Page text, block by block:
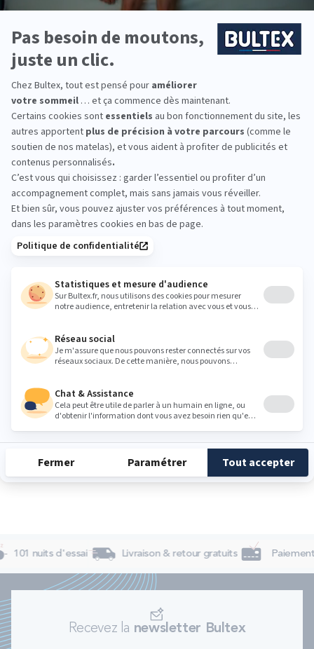
famille avec des solutions adaptées à chaque
*Marque la plus détenue : 18 599 personnes
interrogées de février 2019 à mars 2025. Institut
Iligo.
ELECTRO LITERIE LE
BUGUE : essayez avant
d’acheter
Venez tester les matelas en magasin, prenez
quelques minutes pour vous allonger et comparer
les sensations. Essayez plusieurs niveaux de
fermeté et formats afin de valider le confort qui
vous convient.
contact@electroliterie.fr
Lundi 14:00 - 19:00
Mercredi 09:30 - 12:00 14:00 - 19:00
Vendredi
Samedi 09:30 - 12:00 14:00 - 19:00
101 nuits d'essai Livraison & retour gratuits
Recevez la newsletter Bultex